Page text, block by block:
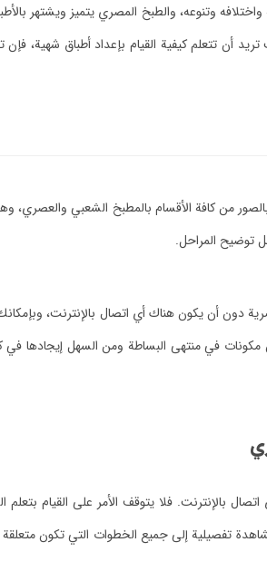
وتنوعه، والطبخ المصري يتميز ويشتهر
تتعلم كيفية القيام بإعداد أطباق شهية،
بالصور من كافة الأقسام بالمطبخ الشعبي
توضيح المراحل.
دون أن يكون هناك أي اتصال بالإنترنت،
في منتهى البساطة ومن السهل إيجادها في
بالإنترنت. فلا يتوقف الأمر على القيام
تفصيلية إلى جميع الخطوات التي تكون